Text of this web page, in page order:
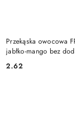
Przekąska owocowa
jabłko-mango bez
Cena:
2.62